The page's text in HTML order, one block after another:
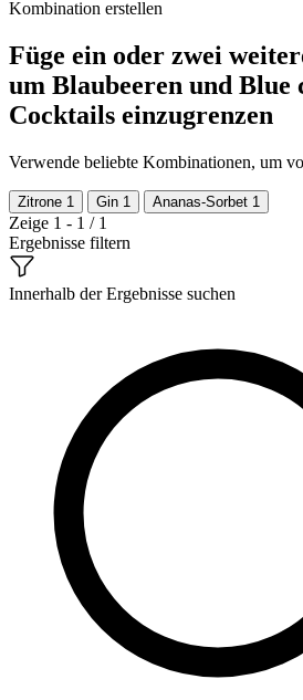
Kombination erstellen
Füge ein oder zwei
um Blaubeeren und Blue
Cocktails einzugrenzen
Verwende beliebte Kombinationen, um
Zitrone 1 Gin 1 Ananas-Sorbet 1
Zeige 1 - 1 / 1
Ergebnisse filtern
Innerhalb der Ergebnisse suchen